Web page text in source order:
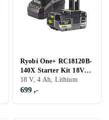
Ryobi One+ RC18120B-
140X Starter Kit 18V
4.0Ah
18 V, 4 Ah, Lithium
699 ,-